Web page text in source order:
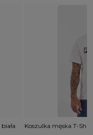
Koszulka męska T-